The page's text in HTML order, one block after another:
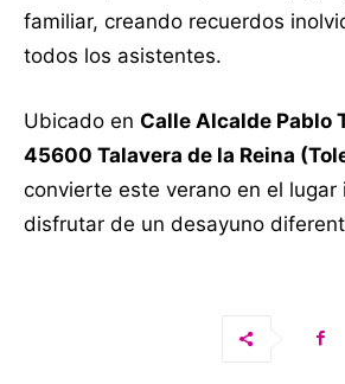
familiar, creando recuerdos
todos los asistentes.
Ubicado en Calle Alcalde Pablo
45600 Talavera de la Reina
convierte este verano en el lugar
disfrutar de un desayuno